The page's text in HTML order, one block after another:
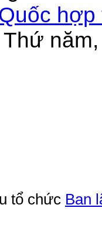
Thứ
tổ chức Ban